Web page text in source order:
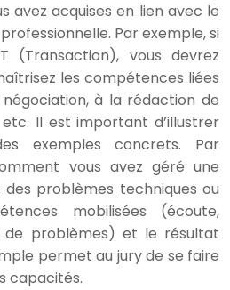
avez acquises en lien avec le
Par exemple, si
(Transaction), vous devrez
les compétences liées
à la rédaction de
Il est important d’illustrer
exemples concrets. Par
vous avez géré une
problèmes techniques ou
mobilisées (écoute,
de problèmes) et le résultat
permet au jury de se faire
capacités.